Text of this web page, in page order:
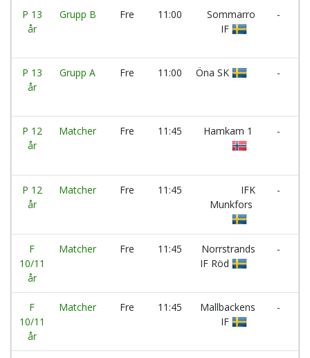
P 13
år
Grupp B Fre 11:00
Sommarro
IF
-
P 13
år
Grupp A Fre 11:00 Öna SK
-
P 12
år
Matcher Fre 11:45 Hamkam 1
-
P 12
år
Matcher Fre 11:45
IFK
Munkfors
-
F
10/11
år
Matcher Fre 11:45
Norrstrands
IF Röd
-
F
10/11
år
Matcher Fre 11:45
Mallbackens
IF
-